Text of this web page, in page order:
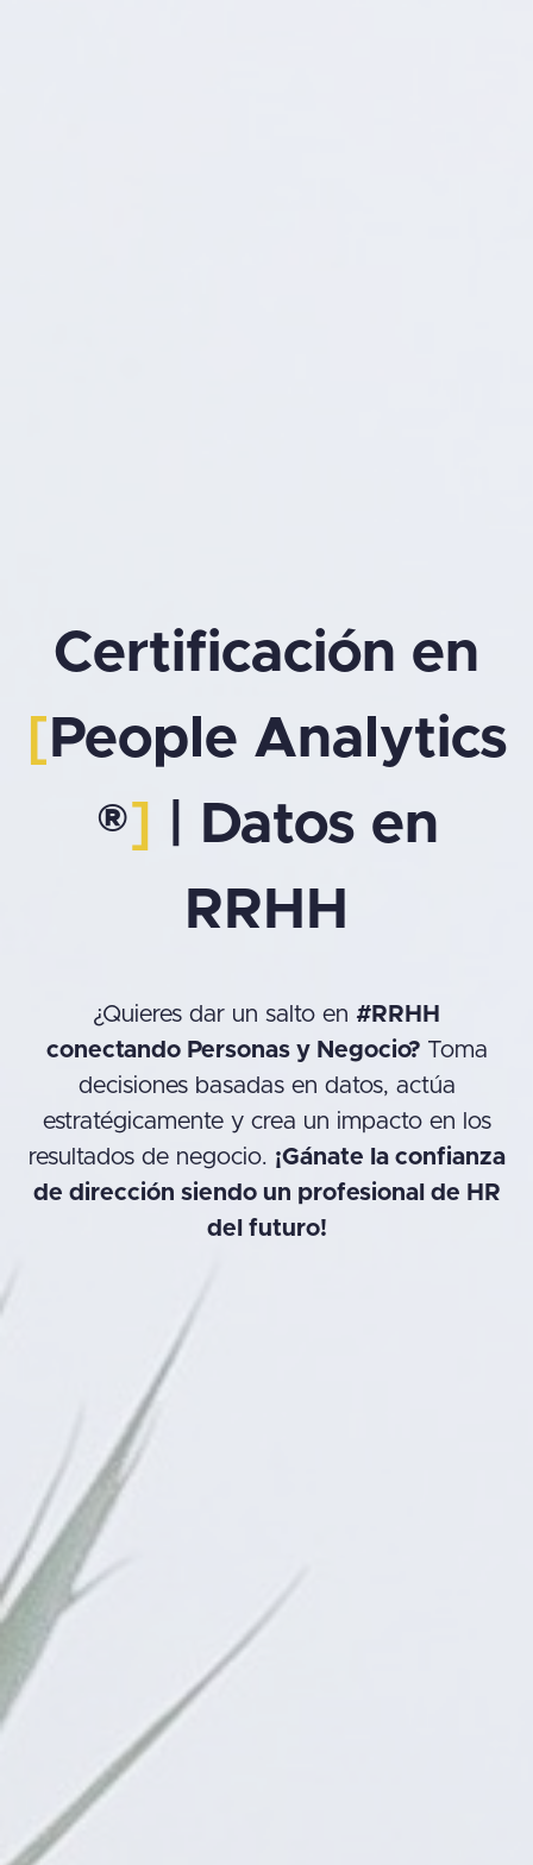
Certificación en
[ People Analytics
®]
| Datos en
RRHH
¿Quieres dar un salto en #RRHH
conectando Personas y Negocio? Toma
decisiones basadas en datos, actúa
estratégicamente y crea un impacto en los
resultados de negocio. ¡Gánate la confianza
de dirección siendo un profesional de HR
del futuro!